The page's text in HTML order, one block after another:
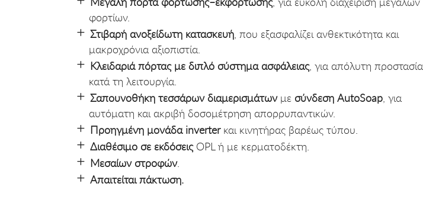
φορτίων.
Στιβαρή ανοξείδωτη κατασκευή , που εξασφαλίζει ανθεκτικότητα και
μακροχρόνια αξιοπιστία.
Κλειδαριά πόρτας με διπλό σύστημα ασφάλειας, για απόλυτη προστασία
κατά τη λειτουργία.
Σαπουνοθήκη τεσσάρων διαμερισμάτωνμε σύνδεση AutoSoap , για
αυτόματη και ακριβή δοσομέτρηση απορρυπαντικών.
Προηγμένη μονάδα inverterκαι κινητήρας βαρέως τύπου.
Διαθέσιμο σε εκδόσειςOPL ή με κερματοδέκτη.
Μεσαίων στροφών.
Απαιτείται πάκτωση.